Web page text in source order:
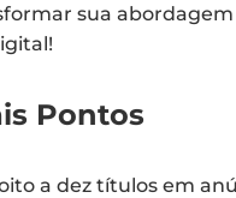
sua abordagem
Pontos
a dez títulos em